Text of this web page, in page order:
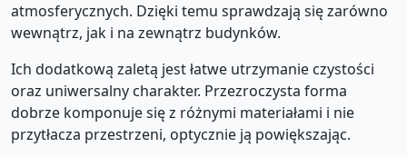
atmosferycznych. Dzięki temu sprawdzają się zarówno
wewnątrz, jak i na zewnątrz budynków.
Ich dodatkową zaletą jest łatwe utrzymanie czystości
oraz uniwersalny charakter. Przezroczysta forma
dobrze komponuje się z różnymi materiałami i nie
przytłacza przestrzeni, optycznie ją powiększając.